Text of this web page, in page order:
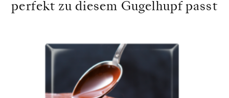
perfekt zu diesem Gugelhupf passt